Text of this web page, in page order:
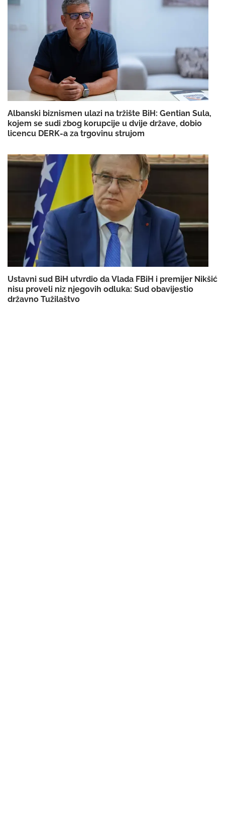
Albanski biznismen ulazi na tržište BiH: Gentian Sula,
kojem se sudi zbog korupcije u dvije države, dobio
licencu DERK-a za trgovinu strujom
Ustavni sud BiH utvrdio da Vlada FBiH i premijer Nikšić
nisu proveli niz njegovih odluka: Sud obavijestio
državno Tužilaštvo